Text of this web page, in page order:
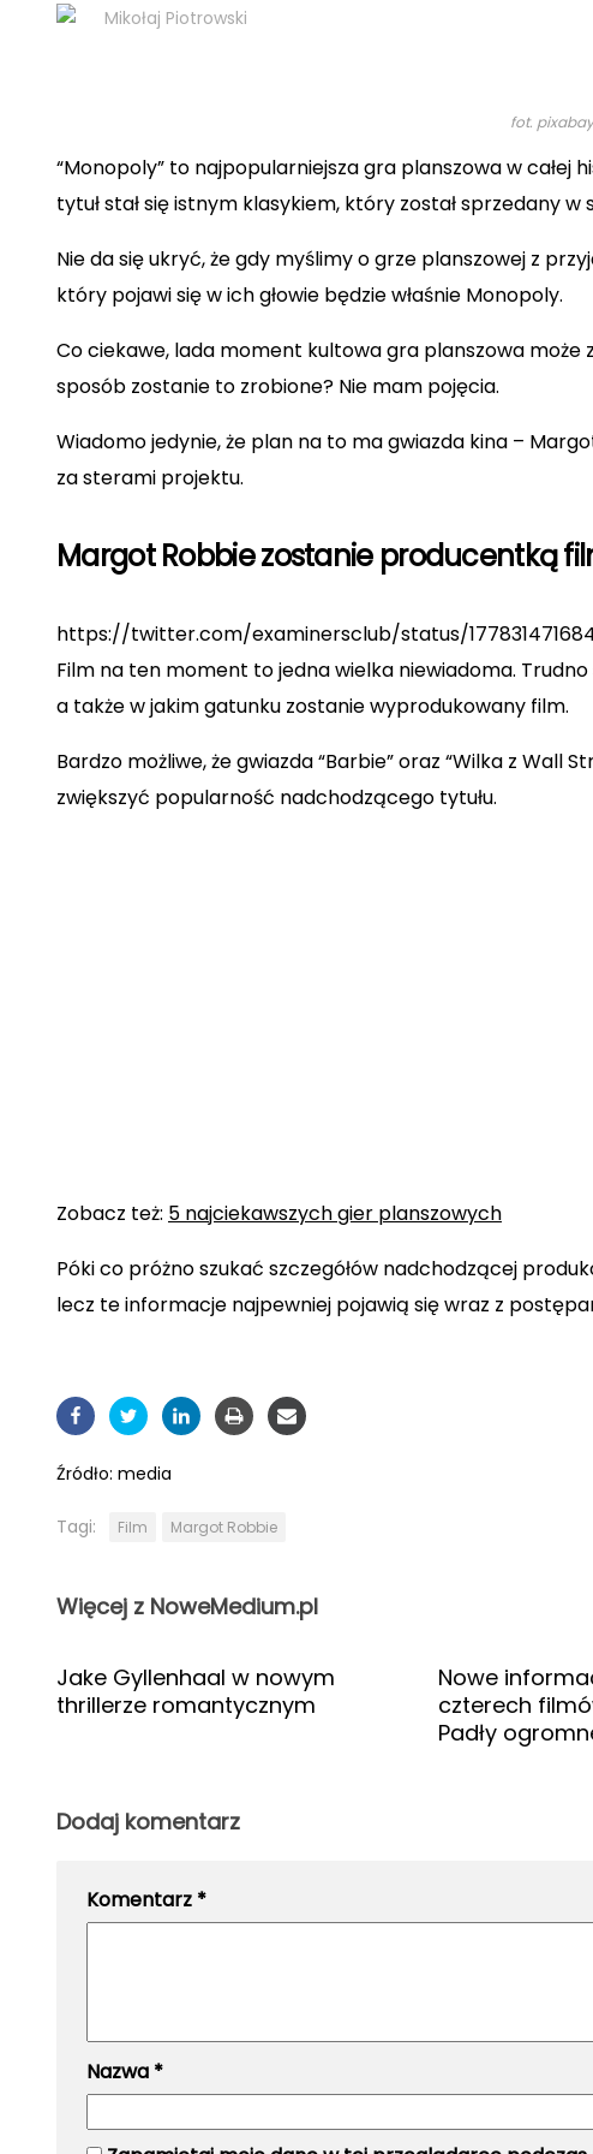
Mikołaj Piotrowski
fot.
“Monopoly” to najpopularniejsza gra planszowa w całej
tytuł stał się istnym klasykiem, który został sprzedany
Nie da się ukryć, że gdy myślimy o grze planszowej z
który pojawi się w ich głowie będzie właśnie Monopoly.
Co ciekawe, lada moment kultowa gra planszowa może
sposób zostanie to zrobione? Nie mam pojęcia.
Wiadomo jedynie, że plan na to ma gwiazda kina –
za sterami projektu.
Margot Robbie zostanie producentką
https://twitter.com/examinersclub/status/
Film na ten moment to jedna wielka niewiadoma.
a także w jakim gatunku zostanie wyprodukowany film.
Bardzo możliwe, że gwiazda “Barbie” oraz “Wilka z Wall
zwiększyć popularność nadchodzącego tytułu.
Zobacz też: 5 najciekawszych gier planszowych
Póki co próżno szukać szczegółów nadchodzącej
lecz te informacje najpewniej pojawią się wraz z
Źródło: media
Tagi: Film Margot Robbie
Więcej z NoweMedium.pl
Jake Gyllenhaal w nowym
thrillerze romantycznym
Nowe
czterech
Padły
Dodaj komentarz
Komentarz *
Nazwa *